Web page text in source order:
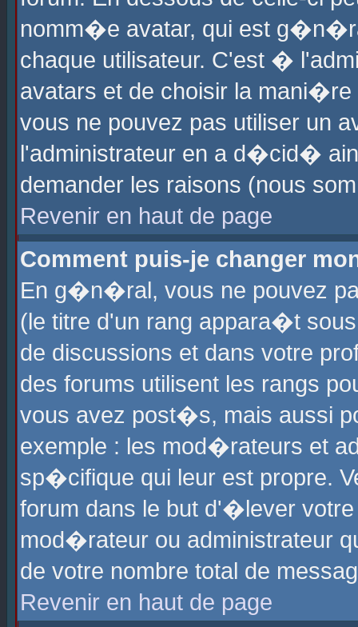
nomm�e avatar, qui est
chaque utilisateur. C'est �
avatars et de choisir la
vous ne pouvez pas utiliser un
l'administrateur en a d�cid�
demander les raisons (nous
Revenir en haut de page
Comment puis-je changer
En g�n�ral, vous ne pouvez
(le titre d'un rang appara�t
de discussions et dans votre
des forums utilisent les rangs
vous avez post�s, mais aussi
exemple : les mod�rateurs et
sp�cifique qui leur est propre.
forum dans le but d'�lever
mod�rateur ou administrateur
de votre nombre total de
Revenir en haut de page